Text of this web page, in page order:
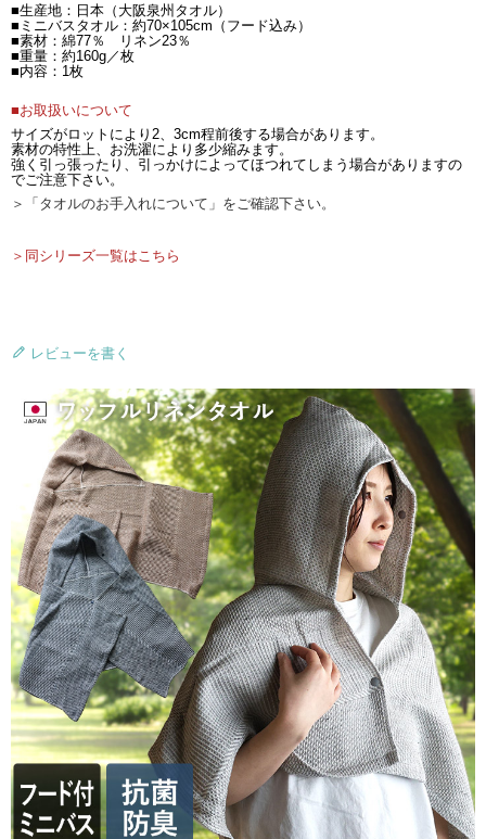
■生産地：日本（大阪泉州タオル）
■ミニバスタオル：約70×105cm（フード込み）
■素材：綿77％ リネン23％
■重量：約160g／枚
■内容：1枚
■お取扱いについて
サイズがロットにより2、3cm程前後する場合があります。
素材の特性上、お洗濯により多少縮みます。
強く引っ張ったり、引っかけによってほつれてしまう場合がありますの
でご注意下さい。
＞「タオルのお手入れについて」をご確認下さい。
＞同シリーズ一覧はこちら
レビューを書く